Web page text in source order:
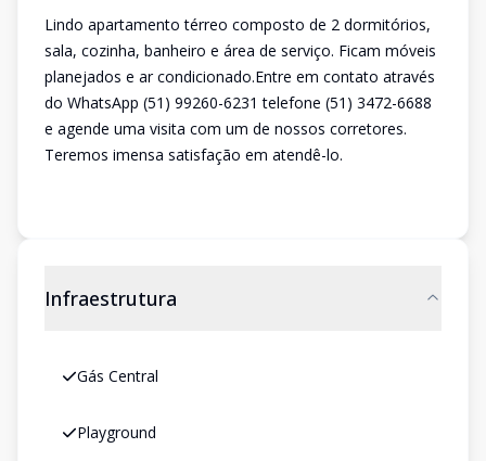
Lindo apartamento térreo composto de 2 dormitórios,
sala, cozinha, banheiro e área de serviço. Ficam móveis
planejados e ar condicionado.Entre em contato através
do WhatsApp (51) 99260-6231 telefone (51) 3472-6688
e agende uma visita com um de nossos corretores.
Teremos imensa satisfação em atendê-lo.
Infraestrutura
Gás Central
Playground